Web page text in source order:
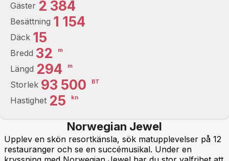
Gäster 2 384
Besättning 1 154
Däck 15
Bredd 32 m
Längd 294 m
Storlek 93 500 BT
Hastighet 25 kn
Norwegian Jewel
Upplev en skön resortkänsla, sök matupplevelser på 12
restauranger och se en succémusikal. Under en